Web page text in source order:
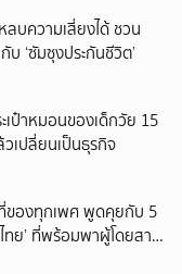
ลบความเสี่ยงได้ ชวน
‘ซัมซุงประกันชีวิต’
เป๋าหมอนของเด็กวัย 15
เปลี่ยนเป็นธุรกิจ
ของทุกเพศ พูดคุยกับ 5
ย’ ที่พร้อมพาผู้โดยสาร